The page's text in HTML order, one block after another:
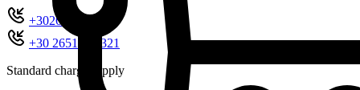
+302651022104
+30 26510 71321
Standard charges apply